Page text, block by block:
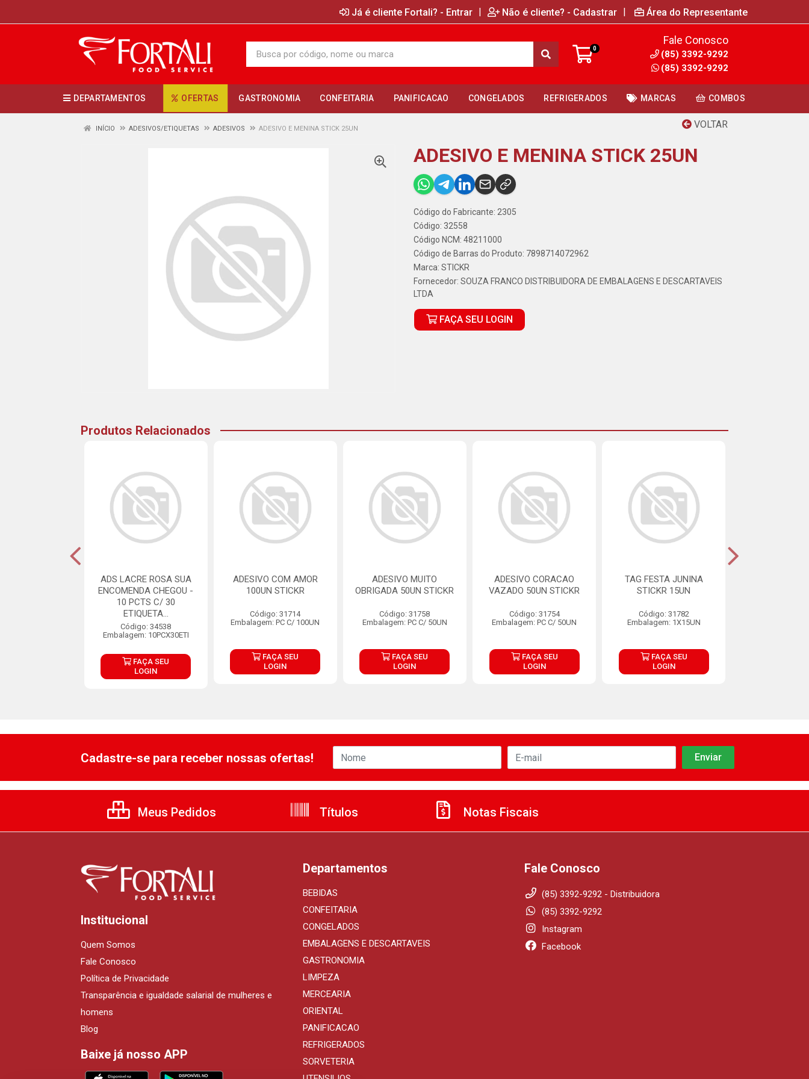
Já é cliente Fortali? - Entrar | Não é cliente? - Cadastrar | Área do Representante
0
Fale Conosco
(85) 3392-9292
(85) 3392-9292
DEPARTAMENTOS OFERTAS GASTRONOMIA CONFEITARIA PANIFICACAO CONGELADOS REFRIGERADOS MARCAS COMBOS
VOLTAR
INÍCIO ADESIVOS/ETIQUETAS ADESIVOS ADESIVO E MENINA STICK 25UN
ADESIVO E MENINA STICK 25UN
Código do Fabricante: 2305
Código: 32558
Código NCM: 48211000
Código de Barras do Produto: 7898714072962
Marca: STICKR
Fornecedor: SOUZA FRANCO DISTRIBUIDORA DE EMBALAGENS E DESCARTAVEIS
LTDA
FAÇA SEU LOGIN
Produtos Relacionados
ADS LACRE ROSA SUA
ENCOMENDA CHEGOU -
10 PCTS C/ 30
ETIQUETA...
Código: 34538
Embalagem: 10PCX30ETI
FAÇA SEU
LOGIN
ADESIVO COM AMOR
100UN STICKR
Código: 31714
Embalagem: PC C/ 100UN
FAÇA SEU
LOGIN
ADESIVO MUITO
OBRIGADA 50UN STICKR
Código: 31758
Embalagem: PC C/ 50UN
FAÇA SEU
LOGIN
ADESIVO CORACAO
VAZADO 50UN STICKR
Código: 31754
Embalagem: PC C/ 50UN
FAÇA SEU
LOGIN
TAG FESTA JUNINA
STICKR 15UN
Código: 31782
Embalagem: 1X15UN
FAÇA SEU
LOGIN
Cadastre-se para receber nossas ofertas!
Meus Pedidos Títulos Notas Fiscais
Institucional
Quem Somos
Fale Conosco
Política de Privacidade
Transparência e igualdade salarial de mulheres e
homens
Blog
Baixe já nosso APP
Departamentos
BEBIDAS
CONFEITARIA
CONGELADOS
EMBALAGENS E DESCARTAVEIS
GASTRONOMIA
LIMPEZA
MERCEARIA
ORIENTAL
PANIFICACAO
REFRIGERADOS
SORVETERIA
Fale Conosco
(85) 3392-9292 - Distribuidora
(85) 3392-9292
Instagram
Facebook